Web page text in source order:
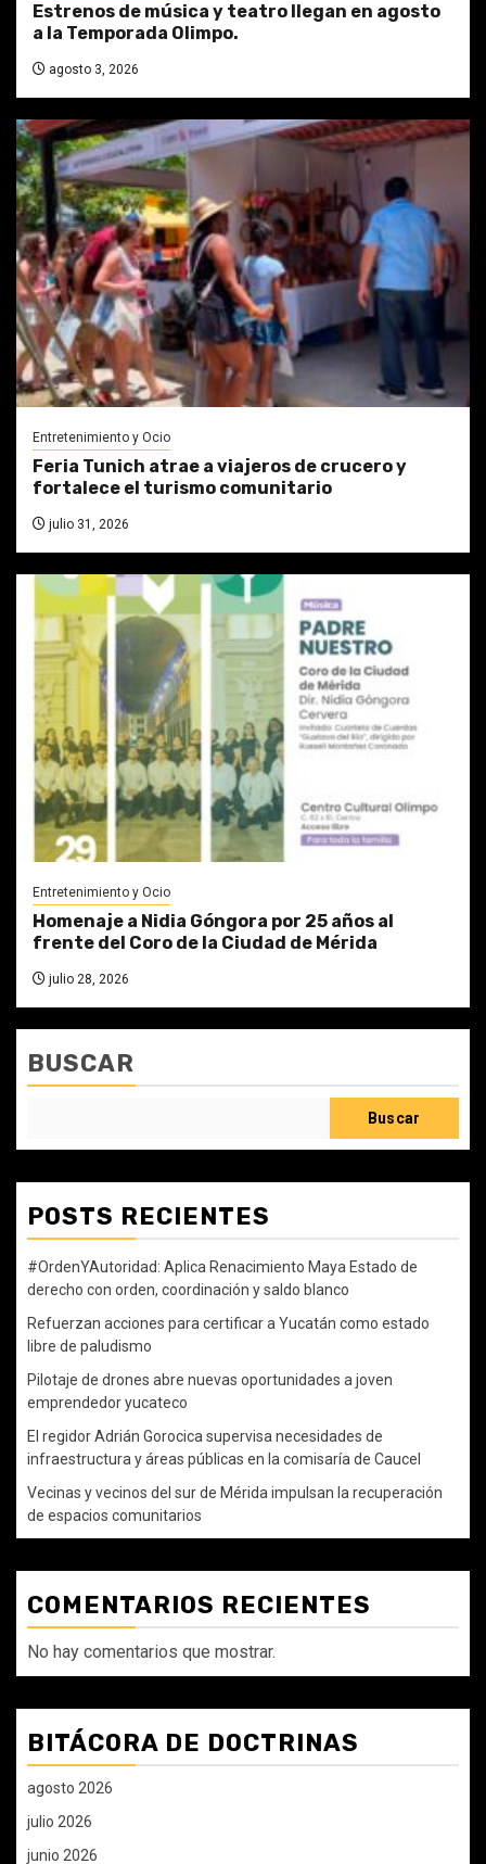
Estrenos de música y teatro llegan en agosto
a la Temporada Olimpo.
agosto 3, 2026
Entretenimiento y Ocio
Feria Tunich atrae a viajeros de crucero y
fortalece el turismo comunitario
julio 31, 2026
Entretenimiento y Ocio
Homenaje a Nidia Góngora por 25 años al
frente del Coro de la Ciudad de Mérida
julio 28, 2026
BUSCAR
Buscar
POSTS RECIENTES
#OrdenYAutoridad: Aplica Renacimiento Maya Estado de
derecho con orden, coordinación y saldo blanco
Refuerzan acciones para certificar a Yucatán como estado
libre de paludismo
Pilotaje de drones abre nuevas oportunidades a joven
emprendedor yucateco
El regidor Adrián Gorocica supervisa necesidades de
infraestructura y áreas públicas en la comisaría de Caucel
Vecinas y vecinos del sur de Mérida impulsan la recuperación
de espacios comunitarios
COMENTARIOS RECIENTES
No hay comentarios que mostrar.
BITÁCORA DE DOCTRINAS
agosto 2026
julio 2026
junio 2026